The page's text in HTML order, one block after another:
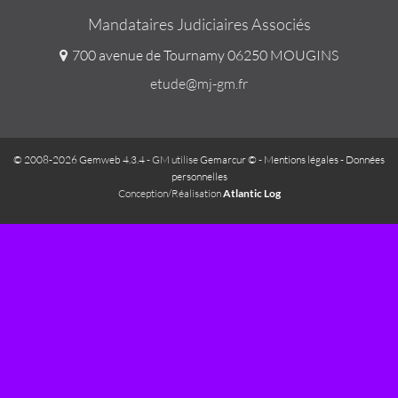
Mandataires Judiciaires Associés
700 avenue de Tournamy 06250 MOUGINS
etude@mj-gm.fr
© 2008-2026 Gemweb 4.3.4- GM utiliseGemarcur © - Mentions légales- Données
personnelles
Conception/RéalisationAtlantic Log